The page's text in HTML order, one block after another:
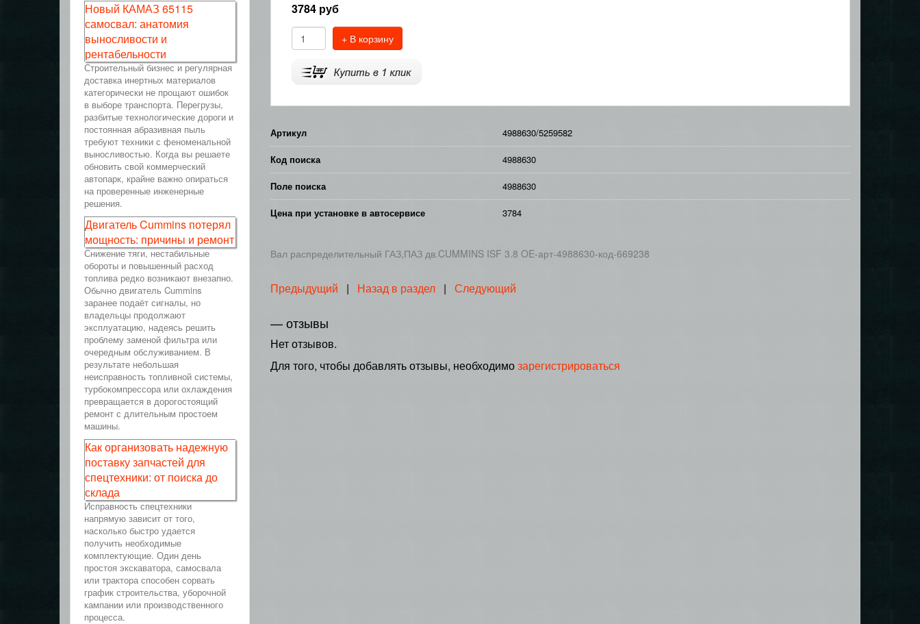
3784руб
+ В корзину
Артикул 4988630/5259582
Код поиска 4988630
Поле поиска 4988630
Цена при установке в автосервисе 3784
Вал распределительный ГАЗ,ПАЗ дв.CUMMINS ISF 3.8 OE-арт-4988630-код-669238
Предыдущий | Назад в раздел| Следующий
— отзывы
Нет отзывов.
Для того, чтобы добавлять отзывы, необходимозарегистрироваться
Новый КАМАЗ 65115
самосвал: анатомия
выносливости и
рентабельности
Строительный бизнес и регулярная
доставка инертных материалов
категорически не прощают ошибок
в выборе транспорта. Перегрузы,
разбитые технологические дороги и
постоянная абразивная пыль
требуют техники с феноменальной
выносливостью. Когда вы решаете
обновить свой коммерческий
автопарк, крайне важно опираться
на проверенные инженерные
решения.
Двигатель Cummins потерял
мощность: причины и ремонт
Снижение тяги, нестабильные
обороты и повышенный расход
топлива редко возникают внезапно.
Обычно двигатель Cummins
заранее подаёт сигналы, но
владельцы продолжают
эксплуатацию, надеясь решить
проблему заменой фильтра или
очередным обслуживанием. В
результате небольшая
неисправность топливной системы,
турбокомпрессора или охлаждения
превращается в дорогостоящий
ремонт с длительным простоем
машины.
Как организовать надежную
поставку запчастей для
спецтехники: от поиска до
склада
Исправность спецтехники
напрямую зависит от того,
насколько быстро удается
получить необходимые
комплектующие. Один день
простоя экскаватора, самосвала
или трактора способен сорвать
график строительства, уборочной
кампании или производственного
процесса.